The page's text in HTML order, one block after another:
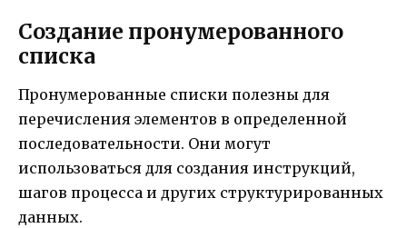
Создание пронумерованного
списка
Пронумерованные списки полезны для
перечисления элементов в определенной
последовательности. Они могут
использоваться для создания инструкций,
шагов процесса и других структурированных
данных.